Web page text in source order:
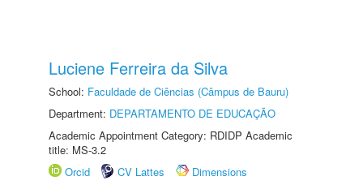
Luciene Ferreira da Silva
School: Faculdade de Ciências (Câmpus de Bauru)
Department: DEPARTAMENTO DE EDUCAÇÃO
Academic Appointment Category: RDIDP Academic
title: MS-3.2
Orcid
CV Lattes
Dimensions